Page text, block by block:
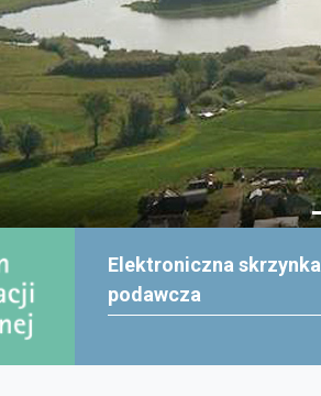
Elektroniczna skrzynka
podawcza